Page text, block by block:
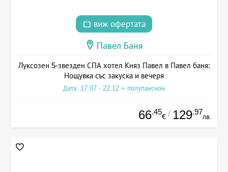
виж офертата
Павел Баня
Луксозен 5-звезден СПА хотел Княз Павел в Павел баня:
Нощувка със закуска и вечеря
Дата: 17.07 - 22.12 + полупансион
66.45
€ / 129.97
лв.